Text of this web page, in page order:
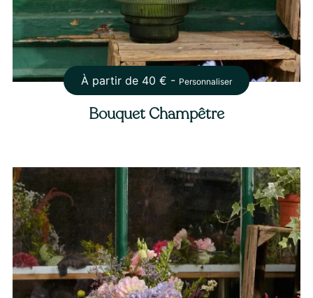
À partir de 40 € - Personnaliser
Bouquet Champêtre